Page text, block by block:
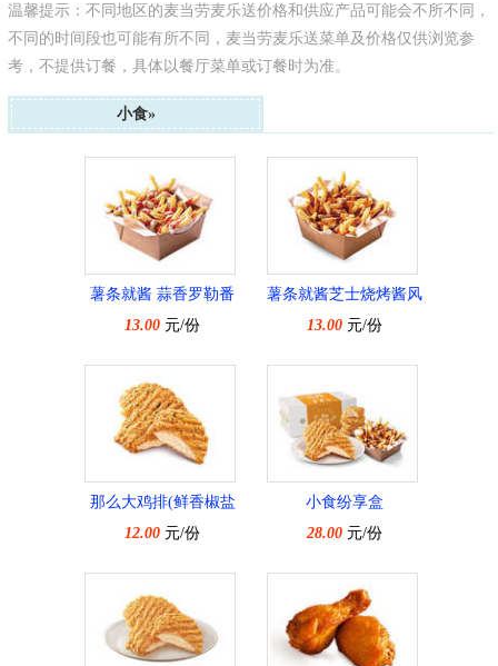
温馨提示：不同地区的麦当劳麦乐送价格和供应产品可能会不所不同，
不同的时间段也可能有所不同，麦当劳麦乐送菜单及价格仅供浏览参
考，不提供订餐，具体以餐厅菜单或订餐时为准。
小食»
薯条就酱 蒜香罗勒番
茄椒风味
13.00 元/份
薯条就酱芝士烧烤酱风
味
13.00 元/份
那么大鸡排(鲜香椒盐
味)
12.00 元/份
小食纷享盒
28.00 元/份